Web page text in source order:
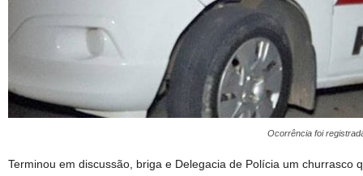
Ocorrência foi
Terminou em discussão, briga e Delegacia de Polícia um churrasco